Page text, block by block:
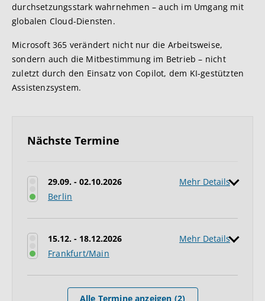
durchsetzungsstark wahrnehmen – auch im Umgang mit
globalen Cloud-Diensten.
Microsoft 365 verändert nicht nur die Arbeitsweise,
sondern auch die Mitbestimmung im Betrieb – nicht
zuletzt durch den Einsatz von Copilot, dem KI-gestützten
Assistenzsystem.
Nächste Termine
29.09. - 02.10.2026
Berlin
Mehr Details
15.12. - 18.12.2026
Frankfurt/Main
Mehr Details
Alle Termine anzeigen (2)